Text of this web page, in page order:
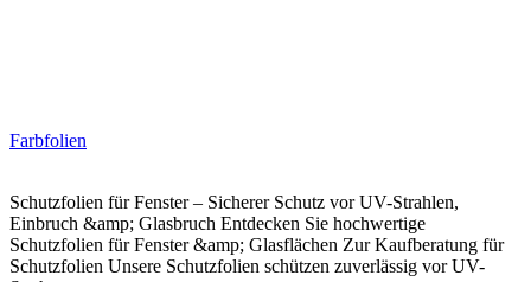
Farbfolien
Schutzfolien für Fenster – Sicherer Schutz vor UV-Strahlen,
Einbruch &amp; Glasbruch Entdecken Sie hochwertige
Schutzfolien für Fenster &amp; Glasflächen Zur Kaufberatung für
Schutzfolien Unsere Schutzfolien schützen zuverlässig vor UV-